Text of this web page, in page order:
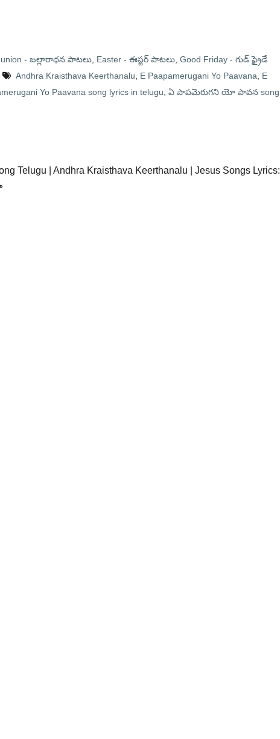
- బల్లారాధన పాటలు Easter - ఈస్టర్ పాటలు Good Friday - గుడ్ ఫ్రైడే
Andhra Kraisthava Keerthanalu E Paapamerugani Yo Paavana
E
Yo Paavana song lyrics in telugu ఏ పాపమెరుగని యో పావన song
| Andhra Kraisthava Keerthanalu | Jesus Songs Lyrics: